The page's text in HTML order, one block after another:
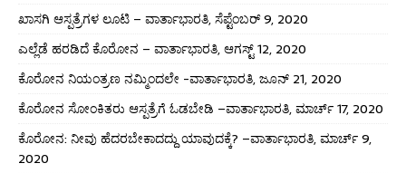
ಖಾಸಗಿ ಆಸ್ಪತ್ರೆಗಳ ಲೂಟಿ – ವಾರ್ತಾಭಾರತಿ, ಸೆಪ್ಟೆಂಬರ್ 9, 2020
ಎಲ್ಲೆಡೆ ಹರಡಿದೆ ಕೊರೋನ – ವಾರ್ತಾಭಾರತಿ, ಆಗಸ್ಟ್ 12, 2020
ಕೊರೋನ ನಿಯಂತ್ರಣ ನಮ್ಮಿಂದಲೇ -ವಾರ್ತಾಭಾರತಿ, ಜೂನ್ 21, 2020
ಕೊರೋನ ಸೋಂಕಿತರು ಆಸ್ಪತ್ರೆಗೆ ಓಡಬೇಡಿ –ವಾರ್ತಾಭಾರತಿ, ಮಾರ್ಚ್ 17, 2020
ಕೊರೋನ: ನೀವು ಹೆದರಬೇಕಾದದ್ದು ಯಾವುದಕ್ಕೆ? –ವಾರ್ತಾಭಾರತಿ, ಮಾರ್ಚ್ 9,
2020